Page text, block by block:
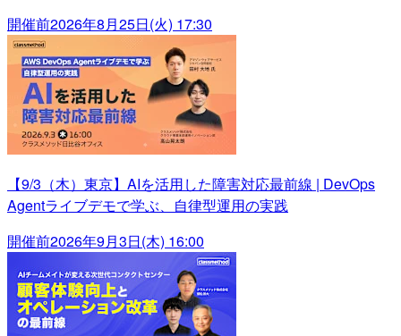
開催前2026年8月25日(火) 17:30
【9/3（木）東京】AIを活用した障害対応最前線 | DevOps
Agentライブデモで学ぶ、自律型運用の実践
開催前2026年9月3日(木) 16:00